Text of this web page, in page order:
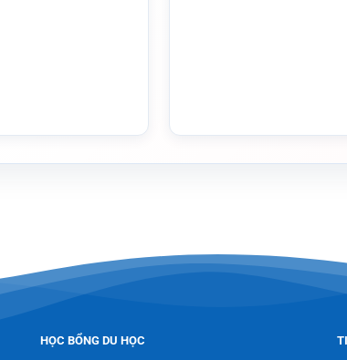
HỌC BỔNG DU HỌC